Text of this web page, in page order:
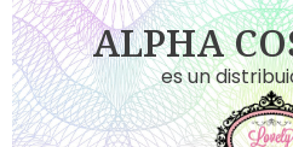
ALPHA
es un